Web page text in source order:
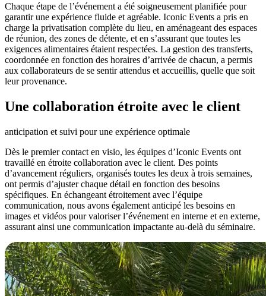
Chaque étape de l’événement a été soigneusement planifiée pour
garantir une expérience fluide et agréable. Iconic Events a pris en
charge la privatisation complète du lieu, en aménageant des espaces
de réunion, des zones de détente, et en s’assurant que toutes les
exigences alimentaires étaient respectées. La gestion des transferts,
coordonnée en fonction des horaires d’arrivée de chacun, a permis
aux collaborateurs de se sentir attendus et accueillis, quelle que soit
leur provenance.
Une collaboration étroite avec le client
anticipation et suivi pour une expérience optimale
Dès le premier contact en visio, les équipes d’Iconic Events ont
travaillé en étroite collaboration avec le client. Des points
d’avancement réguliers, organisés toutes les deux à trois semaines,
ont permis d’ajuster chaque détail en fonction des besoins
spécifiques. En échangeant étroitement avec l’équipe
communication, nous avons également anticipé les besoins en
images et vidéos pour valoriser l’événement en interne et en externe,
assurant ainsi une communication impactante au-delà du séminaire.